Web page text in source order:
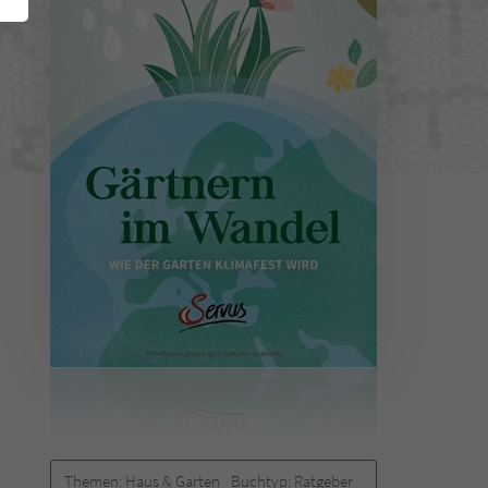
Themen: Haus & Garten Buchtyp: Ratgeber